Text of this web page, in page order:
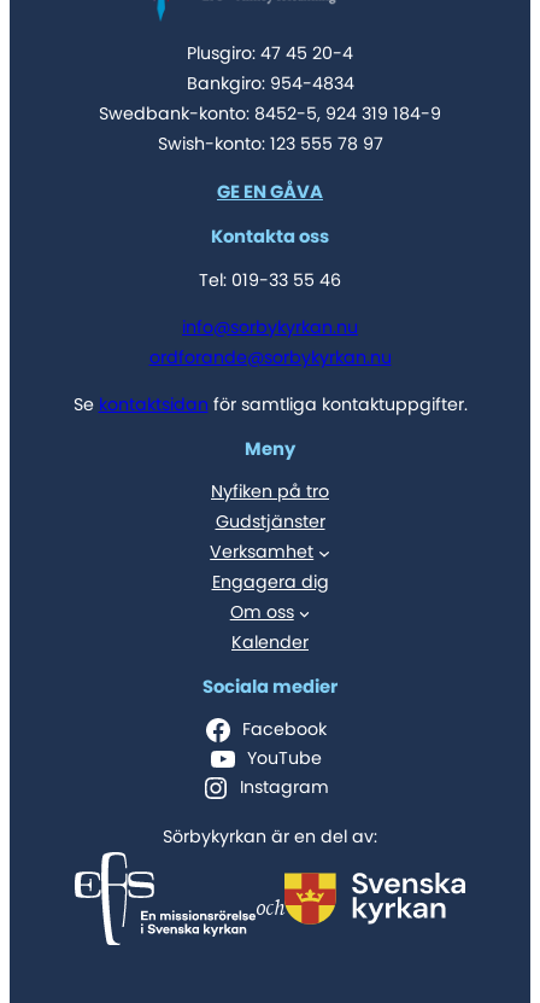
Plusgiro: 47 45 20-4
Bankgiro: 954-4834
Swedbank-konto: 8452-5, 924 319 184-9
Swish-konto: 123 555 78 97
GE EN GÅVA
Kontakta oss
Tel: 019-33 55 46
info@sorbykyrkan.nu
ordforande@sorbykyrkan.nu
Se kontaktsidan för samtliga kontaktuppgifter.
Meny
Nyfiken på tro
Gudstjänster
Verksamhet
Engagera dig
Om oss
Kalender
Sociala medier
Facebook
YouTube
Instagram
Sörbykyrkan är en del av:
och